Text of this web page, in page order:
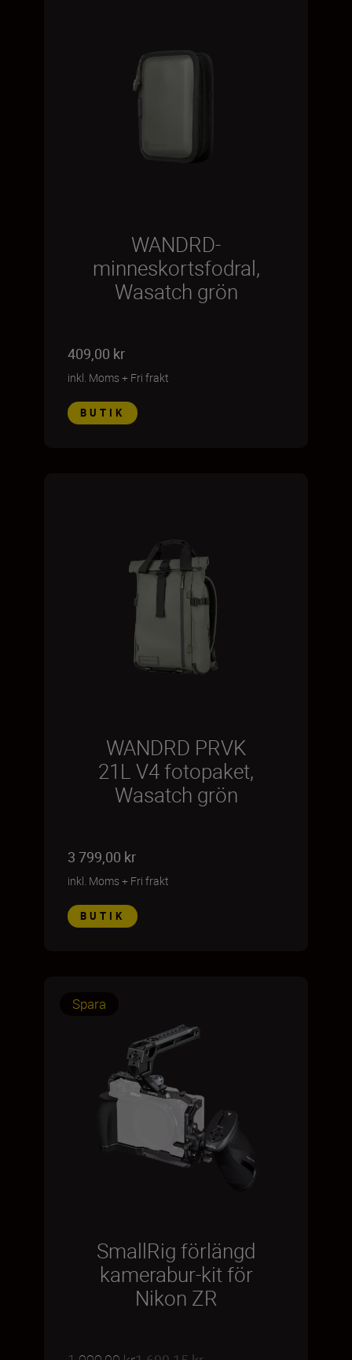
WANDRD-
minneskortsfodral,
Wasatch grön
409,00 kr
inkl. Moms+ Fri frakt
BUTIK
WANDRD PRVK
21L V4 fotopaket,
Wasatch grön
3 799,00 kr
inkl. Moms+ Fri frakt
BUTIK
Spara
SmallRig förlängd
kamerabur-kit för
Nikon ZR